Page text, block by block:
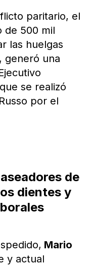
paritario, el
de 500 mil
las huelgas
generó una
se realizó
por el
de
dientes y
Mario
y actual